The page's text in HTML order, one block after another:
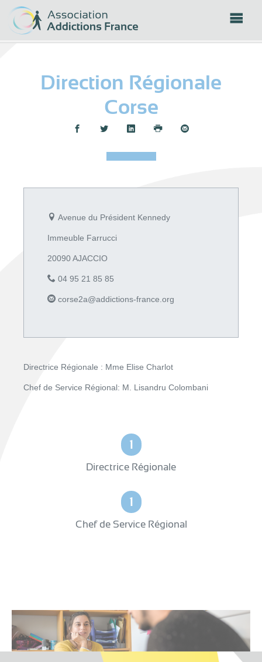
Direction Régionale
Corse
Partager :
Avenue du Président Kennedy
Immeuble Farrucci
20090 AJACCIO
04 95 21 85 85
corse2a@addictions-france.org
Directrice Régionale : Mme Elise Charlot
Chef de Service Régional: M. Lisandru Colombani
1
Directrice Régionale
1
Chef de Service Régional
Panneau de gestion des cookies